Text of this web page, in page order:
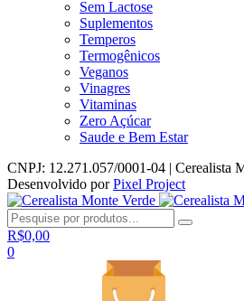
Sem Lactose
Suplementos
Temperos
Termogênicos
Veganos
Vinagres
Vitaminas
Zero Açúcar
Saude e Bem Estar
CNPJ: 12.271.057/0001-04 | Cerealista
Desenvolvido porPixel Project
R$0,00
0